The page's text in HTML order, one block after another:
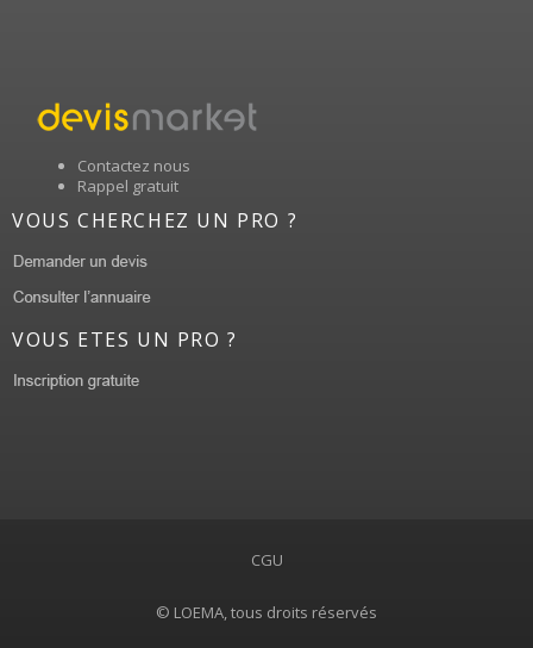
Contactez nous
Rappel gratuit
VOUS CHERCHEZ UN PRO ?
VOUS ETES UN PRO ?
CGU
© LOEMA, tous droits réservés